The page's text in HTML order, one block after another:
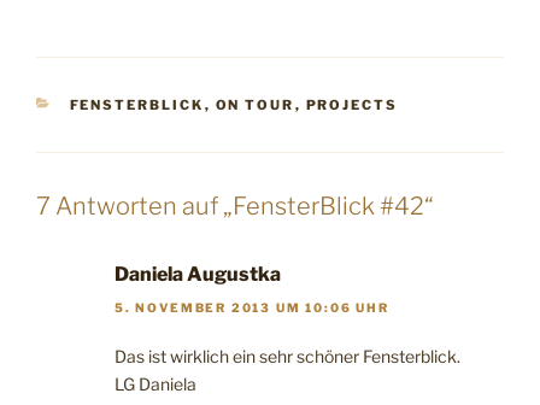
KATEGORIEN
FENSTERBLICK , ON TOUR , PROJECTS
7 Antworten auf „FensterBlick #42“
Daniela Augustka
5. NOVEMBER 2013 UM 10:06 UHR
Das ist wirklich ein sehr schöner Fensterblick.
LG Daniela